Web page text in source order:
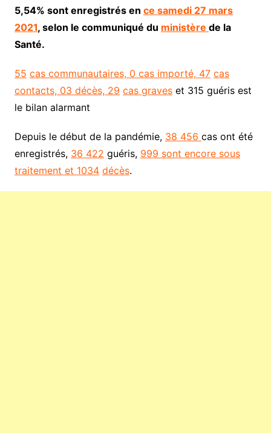
5,54% sont enregistrés en ce samedi 27 mars
2021, selon le communiqué du ministère de la
Santé.
55 cas communautaires, 0 cas importé, 47 cas
contacts, 03 décès, 29 cas graveset 315 guéris est
le bilan alarmant
Depuis le début de la pandémie, 38 456 cas ont été
enregistrés, 36 422 guéris, 999 sont encore sous
traitement et 1034 décès.